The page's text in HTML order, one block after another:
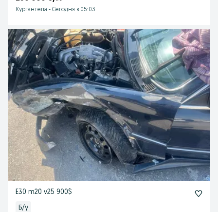
Кургантепа - Сегодня в 05:03
E30 m20 v25 900$
Б/у